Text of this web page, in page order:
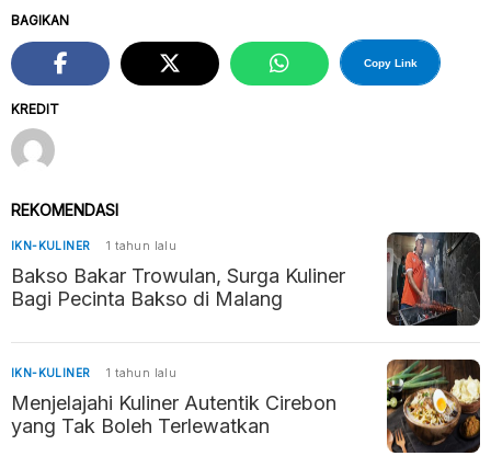
KREDIT
BAGIKAN
Copy Link
REKOMENDASI
IKN-KULINER 1 tahun lalu
Bakso Bakar Trowulan, Surga Kuliner
Bagi Pecinta Bakso di Malang
IKN-KULINER 1 tahun lalu
Menjelajahi Kuliner Autentik Cirebon
yang Tak Boleh Terlewatkan